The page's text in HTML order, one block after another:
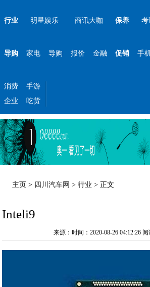
行业 明星娱乐 商讯大咖 保养 考
导购 家电 导购 报价 金融 促销 手
消费
手游
企业
吃货
主页 > 四川汽车网 >行业 > 正文
Inteli9
来源：时间：2020-08-26 04:12:26 阅